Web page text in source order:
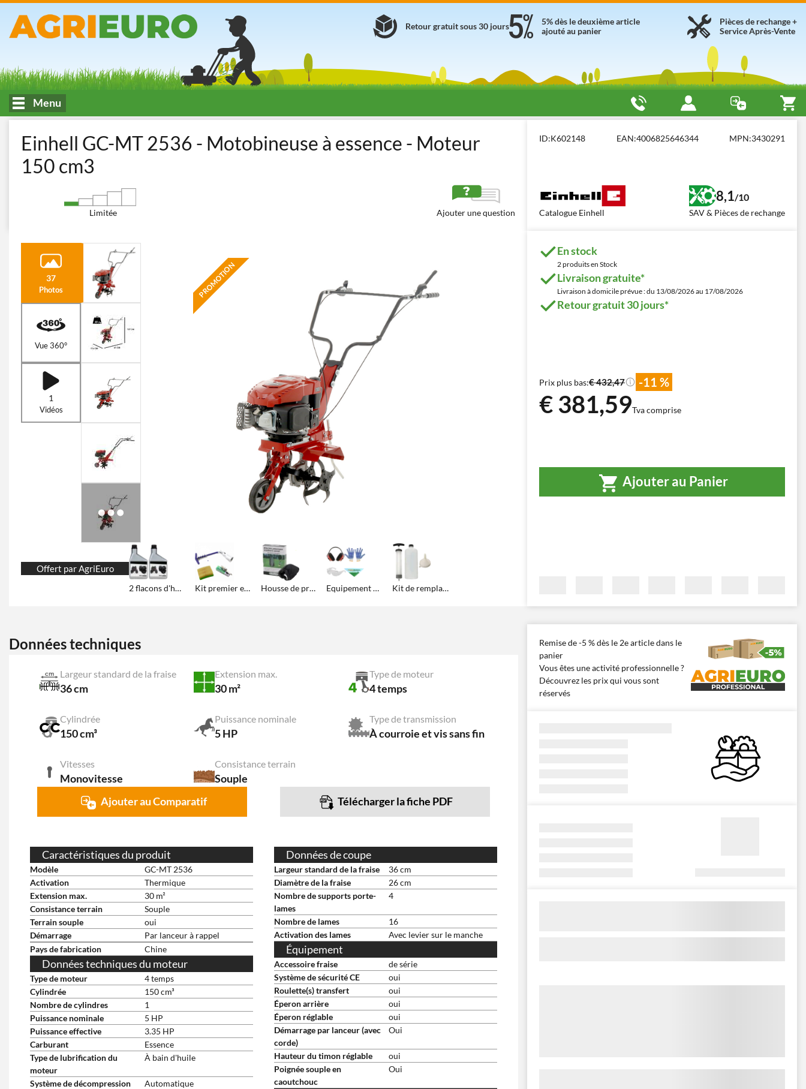
Pièces de rechange +
Service Après-Vente
5% dès le deuxième article
ajouté au panier
Retour gratuit sous 30 jours
Menu
Einhell GC-MT 2536 - Motobineuse à essence - Moteur
150 cm3
Limitée Ajouter une question
ID:K602148 EAN:4006825646344 MPN:3430291
Catalogue Einhell
8,1/10
SAV & Pièces de rechange
37
Photos
Vue 360°
1
Vidéos
PROMOTION
Offert par AgriEuro
2 flacons d'huile de 600 ml Kit premier entretien moteur Housse de protection et remisage Equipement de Protection: Lunettes, gants, casque et bandana Agrieuro ! Kit de remplacement huile moteur
En stock
2 produits en Stock
Livraison gratuite*
Livraison à domicile prévue : du 13/08/2026 au 17/08/2026
Retour gratuit 30 jours*
Prix plus bas:€ 432,47 -11 %
€ 381,59Tva comprise
Ajouter au Panier
Données techniques
Largeur standard de la fraise
36 cm
Extension max.
30 m²
Type de moteur
4 temps
Cylindrée
150 cm³
Puissance nominale
5 HP
Type de transmission
À courroie et vis sans fin
Vitesses
Monovitesse
Consistance terrain
Souple
Ajouter au Comparatif Télécharger la fiche PDF
Caractéristiques du produit
Modèle
GC-MT 2536
Activation
Thermique
Extension max.
30 m²
Consistance terrain
Souple
Terrain souple
oui
Démarrage
Par lanceur à rappel
Pays de fabrication
Chine
Données techniques du moteur
Type de moteur
4 temps
Cylindrée
150 cm³
Nombre de cylindres
1
Puissance nominale
5 HP
Puissance effective
3.35 HP
Carburant
Essence
Type de lubrification du
moteur
À bain d'huile
Système de décompression
Automatique
Données de coupe
Largeur standard de la fraise
36 cm
Diamètre de la fraise
26 cm
Nombre de supports porte-
lames
4
Nombre de lames
16
Activation des lames
Avec levier sur le manche
Équipement
Accessoire fraise
de série
Système de sécurité CE
oui
Roulette(s) transfert
oui
Éperon arrière
oui
Éperon réglable
oui
Démarrage par lanceur (avec
corde)
Oui
Hauteur du timon réglable
oui
Poignée souple en
caoutchouc
Oui
Remise de -5 % dès le 2e article dans le
panier
Vous êtes une activité professionnelle ?
Découvrez les prix qui vous sont
réservés